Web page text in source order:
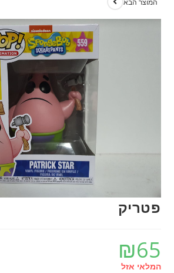
פטריק
₪65
המלאי אזל